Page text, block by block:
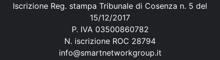
Iscrizione Reg. stampa Tribunale di Cosenza n. 5 del
15/12/2017
P. IVA 03500860782
N. iscrizione ROC 28794
info@smartnetworkgroup.it